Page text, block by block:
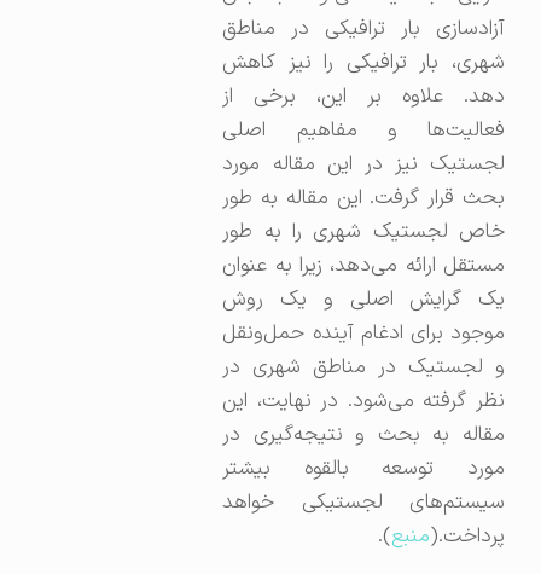
آزادسازی بار ترافیکی در مناطق
شهری، بار ترافیکی را نیز کاهش
دهد. علاوه بر این، برخی از
فعالیت‌ها و مفاهیم اصلی
لجستیک نیز در این مقاله مورد
بحث قرار گرفت. این مقاله به طور
خاص لجستیک شهری را به طور
مستقل ارائه می‌دهد، زیرا به عنوان
یک گرایش اصلی و یک روش
موجود برای ادغام آینده حمل‌ونقل
و لجستیک در مناطق شهری در
نظر گرفته می‌شود. در نهایت، این
مقاله به بحث و نتیجه‌گیری در
مورد توسعه بالقوه بیشتر
سیستم‌های لجستیکی خواهد
پرداخت.(منبع).